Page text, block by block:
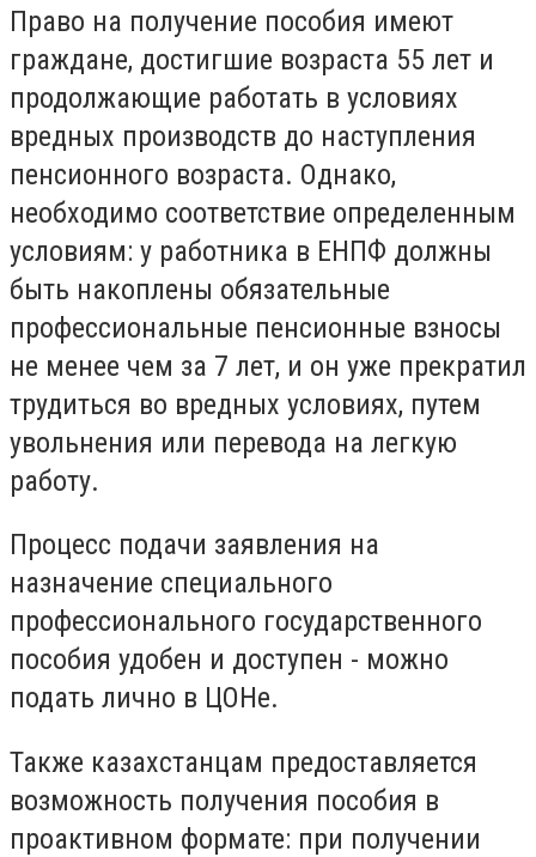
Право на получение пособия имеют
граждане, достигшие возраста 55 лет и
продолжающие работать в условиях
вредных производств до наступления
пенсионного возраста. Однако,
необходимо соответствие определенным
условиям: у работника в ЕНПФ должны
быть накоплены обязательные
профессиональные пенсионные взносы
не менее чем за 7 лет, и он уже прекратил
трудиться во вредных условиях, путем
увольнения или перевода на легкую
работу.
Процесс подачи заявления на
назначение специального
профессионального государственного
пособия удобен и доступен - можно
подать лично в ЦОНе.
Также казахстанцам предоставляется
возможность получения пособия в
проактивном формате: при получении